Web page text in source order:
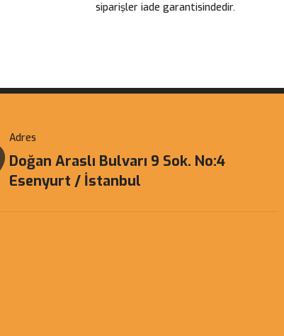
siparişler iade garantisindedir.
Adres
Doğan Araslı Bulvarı 9 Sok. No:4
Esenyurt / İstanbul